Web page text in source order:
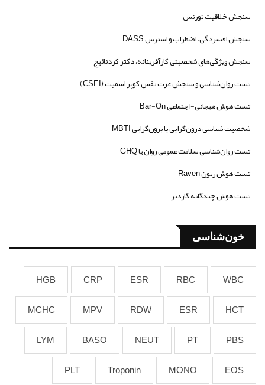
سنجش خلاقیت تورنس
سنجش افسردگی، اضطراب و استرس DASS
سنجش ویژگی‌های شخصیتی کارآفرینانه، دکتر کردنائیج
تست روان‌شناسی و سنجش عزت نفس کوپر اسمیت (CSEI)
تست هوش هیجانی-اجتماعی Bar-On
شخصیت شناسی درون‌گرایی یا برون‌گرایی MBTI
تست روان‌شناسی سلامت عمومی روان یا GHQ
تست هوش ریون Raven
تست هوش چندگانه گاردنر
خون‌شناسی
WBC
RBC
ESR
CRP
HGB
HCT
ESR
RDW
MPV
MCHC
PBS
PT
NEUT
BASO
LYM
EOS
MONO
Troponin
PLT